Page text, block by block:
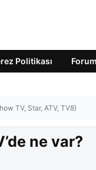
Politikası Forum
TV, Star, ATV, TV8)
ne var?